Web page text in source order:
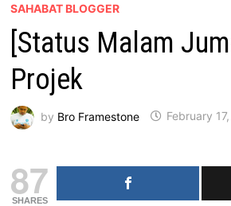
SAHABAT BLOGGER
[Status Malam
Projek
by Bro Framestone February
87
SHARES